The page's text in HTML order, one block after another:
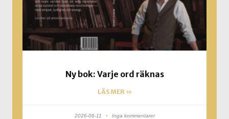
Ny bok: Varje ord räknas
LÄS MER »
2026-06-11 Inga kommentarer